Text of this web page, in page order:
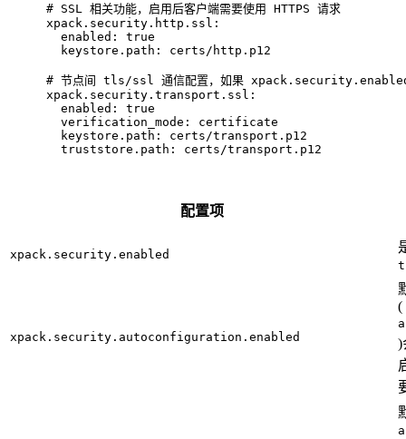
# SSL 相关功能，启用后客户端需要使用 HTTPS 请求
xpack.security.http.ssl:
  enabled: true
  keystore.path: certs/http.p12
# 节点间 tls/ssl 通信配置，如果
xpack.security.transport.ssl:
  enabled: true
  verification_mode: certificate
  keystore.path: certs/transport.p12
  truststore.path: certs/transport.p12
配置项
xpack.security.enabled
xpack.security.autoconfiguration.enabled
(
)